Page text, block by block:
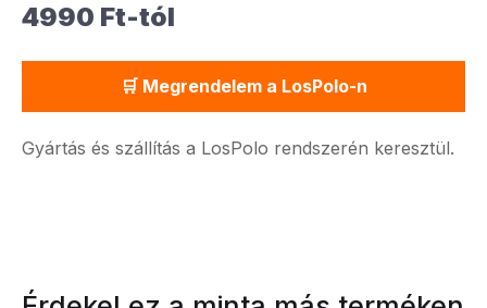
4990 Ft-tól
🛒 Megrendelem a LosPolo-n
Gyártás és szállítás a LosPolo rendszerén keresztül.